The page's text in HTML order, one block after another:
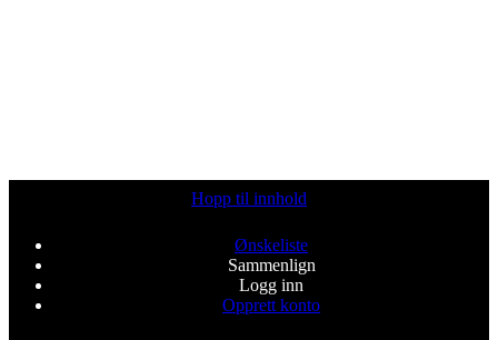
Hopp til innhold
Ønskeliste
Sammenlign
Logg inn
Opprett konto